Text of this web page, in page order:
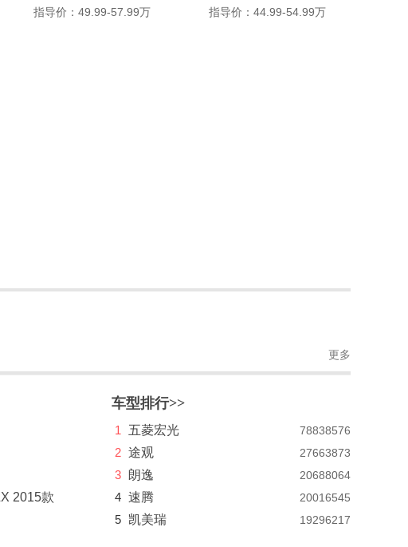
指导价：49.99-57.99万
指导价：44.99-54.99万
更多
2015款
车型排行>>
1 五菱宏光 78838576
2 途观 27663873
3 朗逸 20688064
4 速腾 20016545
5 凯美瑞 19296217